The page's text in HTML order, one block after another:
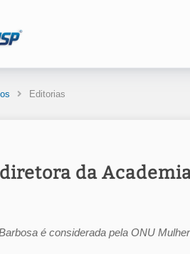
Editorias
da
é considerada pela ONU